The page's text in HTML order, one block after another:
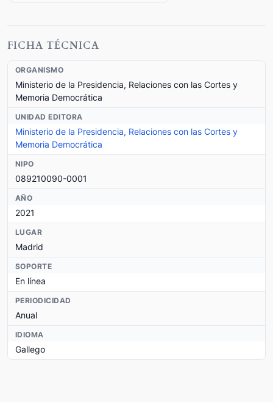
FICHA TÉCNICA
ORGANISMO
Ministerio de la Presidencia, Relaciones con las Cortes y
Memoria Democrática
UNIDAD EDITORA
Ministerio de la Presidencia, Relaciones con las Cortes y
Memoria Democrática
NIPO
089210090-0001
AÑO
2021
LUGAR
Madrid
SOPORTE
En línea
PERIODICIDAD
Anual
IDIOMA
Gallego